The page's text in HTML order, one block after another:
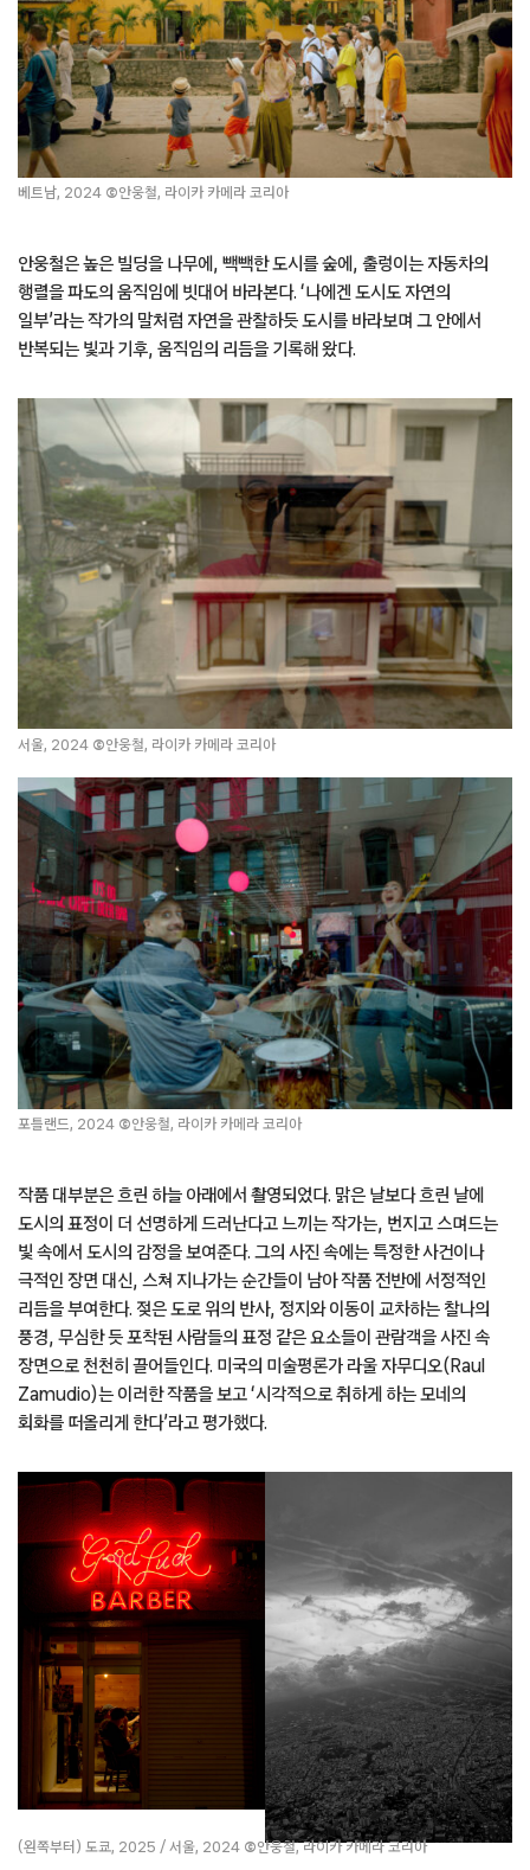
베트남, 2024 ©안웅철, 라이카 카메라 코리아
안웅철은 높은 빌딩을 나무에, 빽빽한 도시를 숲에, 출렁이는 자동차의
행렬을 파도의 움직임에 빗대어 바라본다. ‘나에겐 도시도 자연의
일부’라는 작가의 말처럼 자연을 관찰하듯 도시를 바라보며 그 안에서
반복되는 빛과 기후, 움직임의 리듬을 기록해 왔다.
서울, 2024 ©안웅철, 라이카 카메라 코리아
포틀랜드, 2024 ©안웅철, 라이카 카메라 코리아
작품 대부분은 흐린 하늘 아래에서 촬영되었다. 맑은 날보다 흐린 날에
도시의 표정이 더 선명하게 드러난다고 느끼는 작가는, 번지고 스며드는
빛 속에서 도시의 감정을 보여준다. 그의 사진 속에는 특정한 사건이나
극적인 장면 대신, 스쳐 지나가는 순간들이 남아 작품 전반에 서정적인
리듬을 부여한다. 젖은 도로 위의 반사, 정지와 이동이 교차하는 찰나의
풍경, 무심한 듯 포착된 사람들의 표정 같은 요소들이 관람객을 사진 속
장면으로 천천히 끌어들인다. 미국의 미술평론가 라울 자무디오(Raul
Zamudio)는 이러한 작품을 보고 ‘시각적으로 취하게 하는 모네의
회화를 떠올리게 한다’라고 평가했다.
(왼쪽부터) 도쿄, 2025 / 서울, 2024 ©안웅철, 라이카 카메라 코리아